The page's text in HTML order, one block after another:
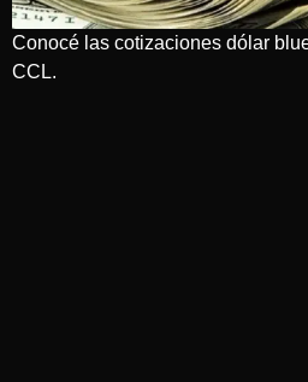
Conocé las cotizaciones dólar
CCL.